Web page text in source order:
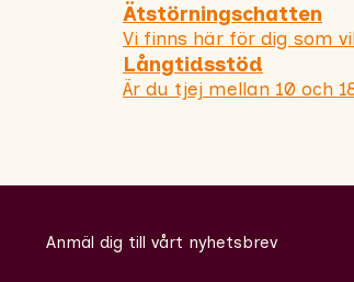
Ätstörningschatten
Vi finns här för dig som
Långtidsstöd
Är du tjej mellan 10 och
Anmäl dig till vårt nyhetsbrev